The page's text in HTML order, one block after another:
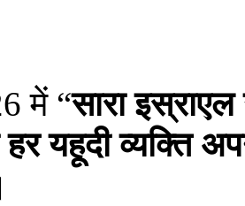
में “सारा इस्राएल
यहूदी व्यक्ति